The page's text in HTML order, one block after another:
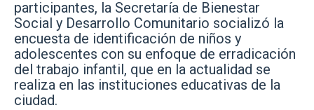
participantes, la Secretaría de Bienestar
Social y Desarrollo Comunitario socializó la
encuesta de identificación de niños y
adolescentes con su enfoque de erradicación
del trabajo infantil, que en la actualidad se
realiza en las instituciones educativas de la
ciudad.